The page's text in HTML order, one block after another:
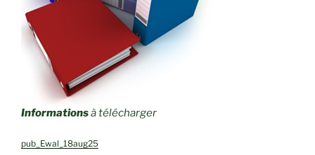
Informationsà télécharger
pub_Ewal_18aug25